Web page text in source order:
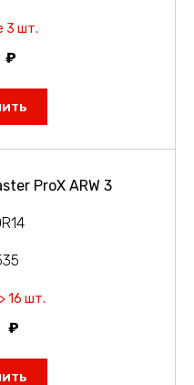
3 шт.
ProX ARW 3
16 шт.